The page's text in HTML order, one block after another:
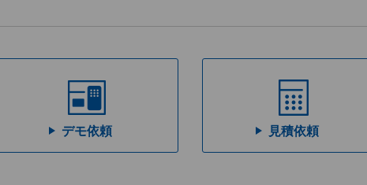
デモ依頼 見積依頼